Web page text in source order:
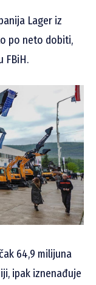
Lager iz
po neto dobiti,
FBiH.
64,9 milijuna
ipak iznenađuje